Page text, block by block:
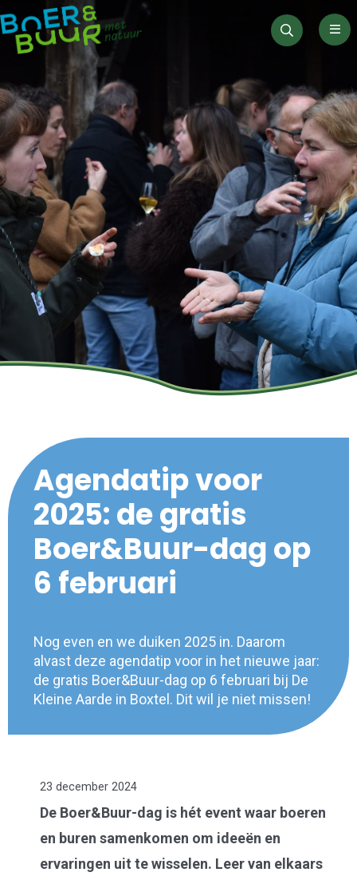
Zoeken
Agendatip voor
2025: de gratis
Boer&Buur-dag op
6 februari
Nog even en we duiken 2025 in. Daarom
alvast deze agendatip voor in het nieuwe jaar:
de gratis Boer&Buur-dag op 6 februari bij De
Kleine Aarde in Boxtel. Dit wil je niet missen!
23 december 2024
De Boer&Buur-dag is hét event waar boeren
en buren samenkomen om ideeën en
ervaringen uit te wisselen. Leer van elkaars